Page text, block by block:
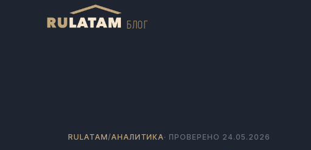
БЛОГ
RULATAM/АНАЛИТИКА · ПРОВЕРЕНО 24.05.2026